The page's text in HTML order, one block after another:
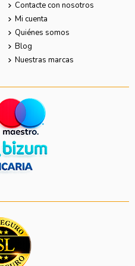
Contacte con nosotros
Mi cuenta
Quiénes somos
Blog
Nuestras marcas